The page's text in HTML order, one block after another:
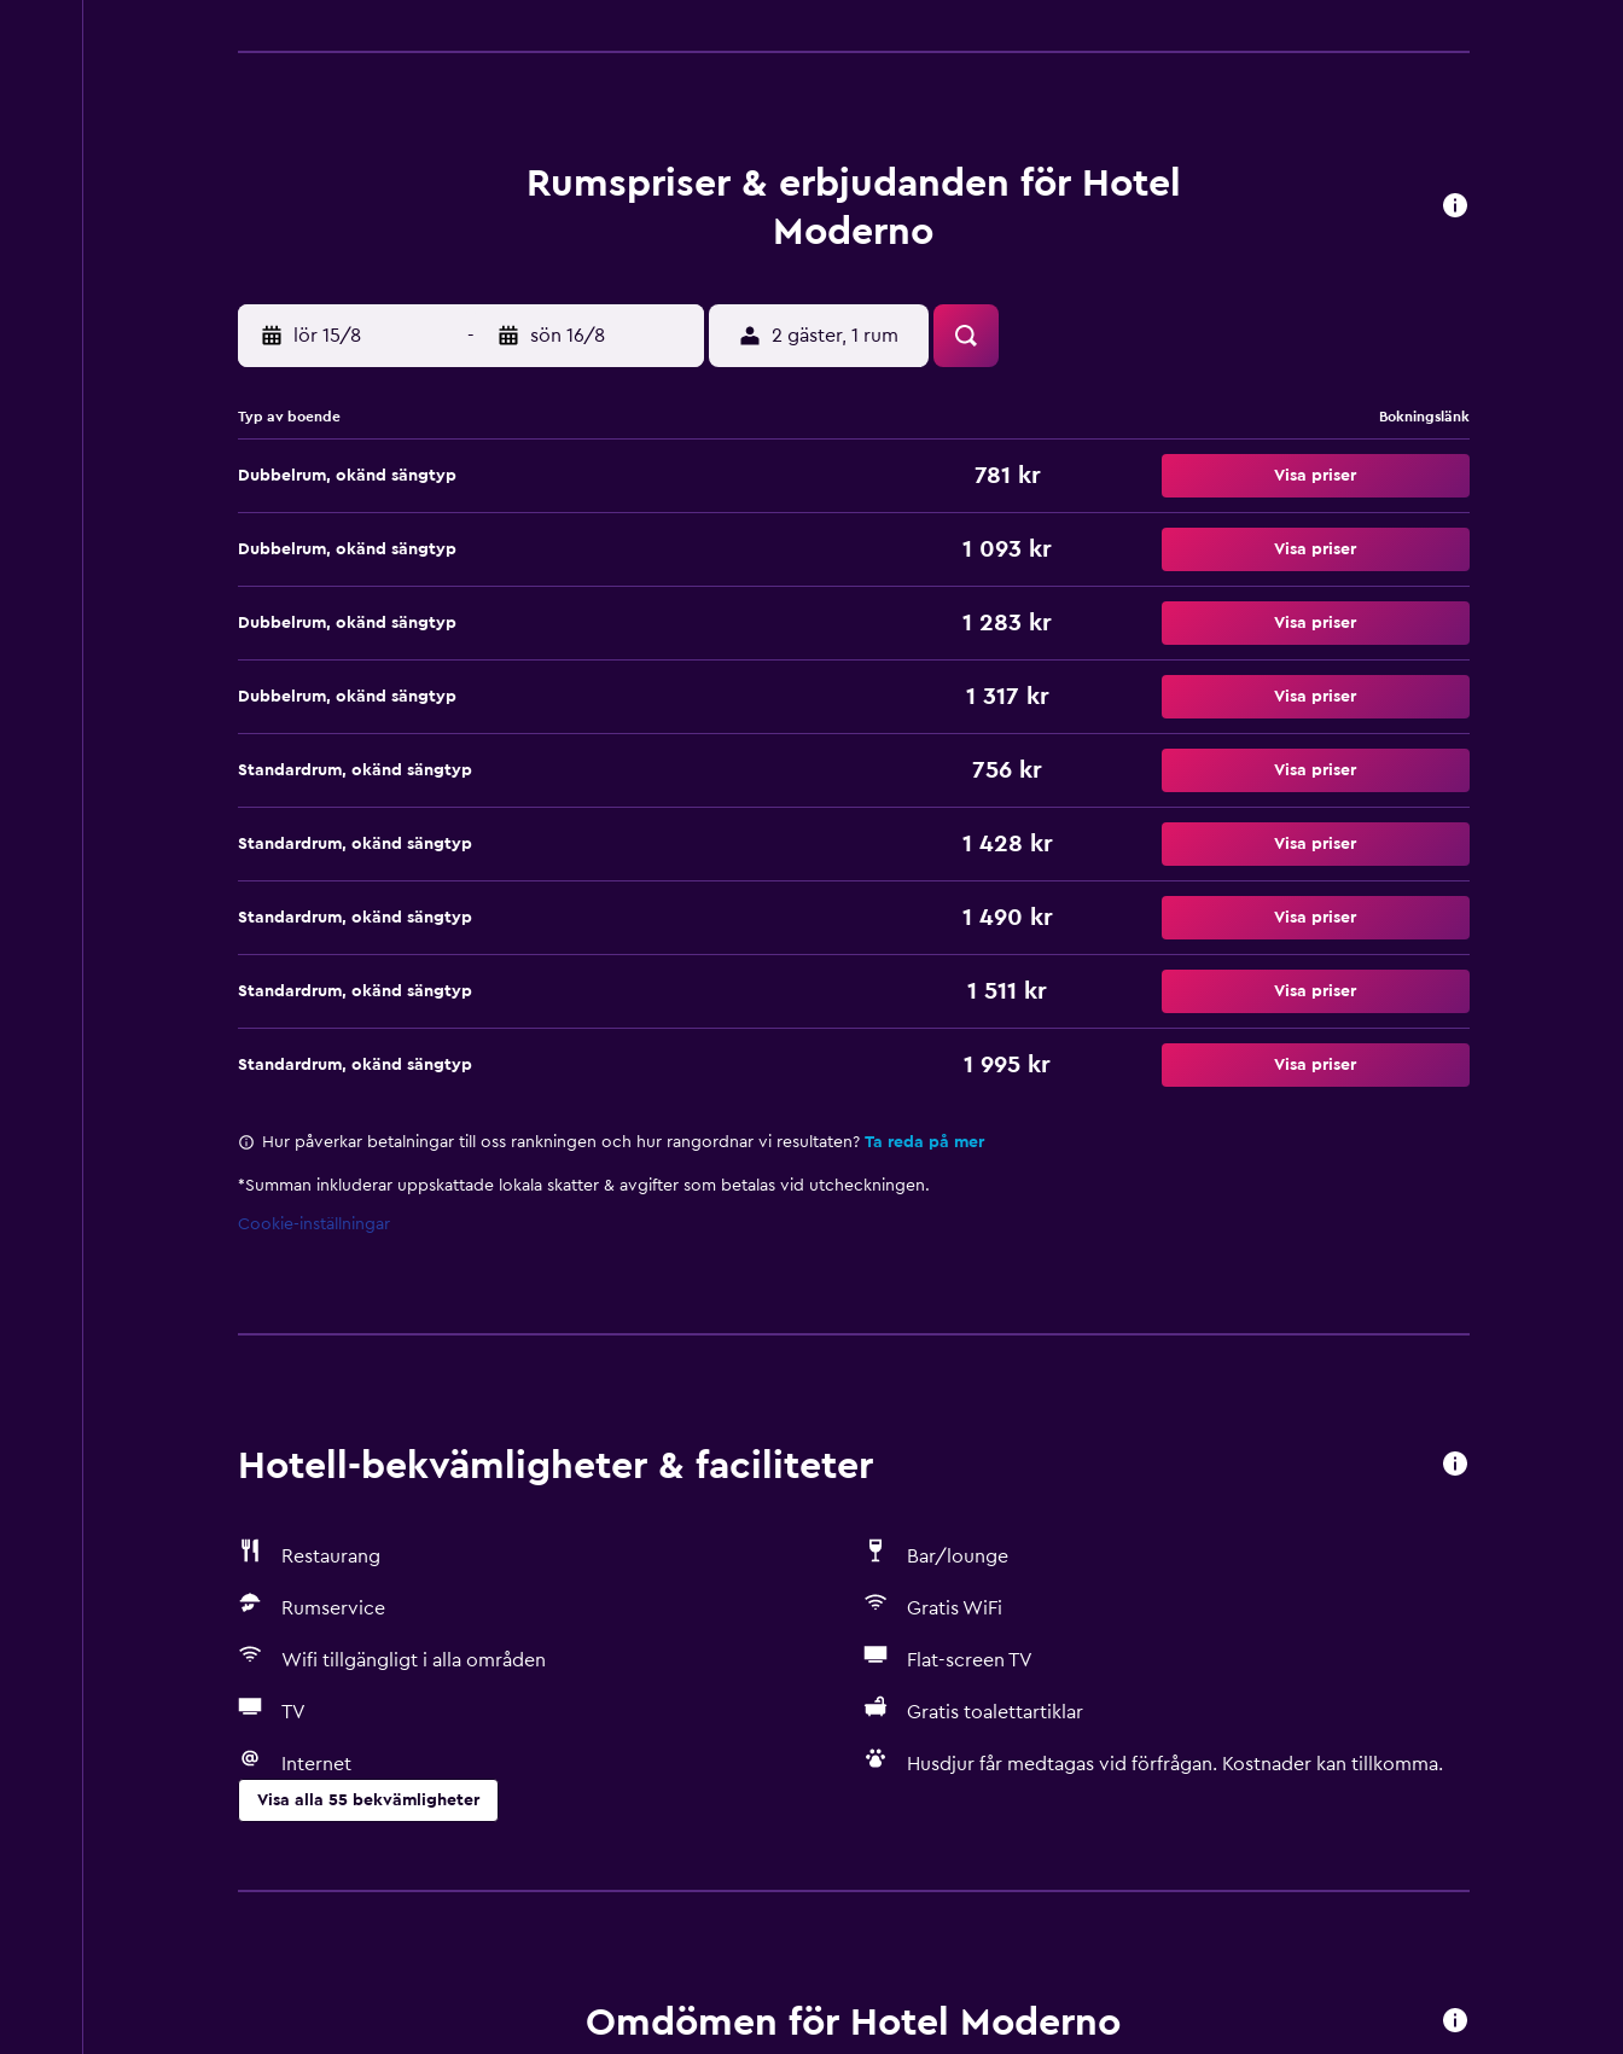
Rumspriser & erbjudanden för Hotel
Moderno
lör 15/8 - sön 16/8 2 gäster, 1 rum
Typ av boende Bokningslänk
Dubbelrum, okänd sängtyp 781 kr Visa priser
Dubbelrum, okänd sängtyp 1 093 kr Visa priser
Dubbelrum, okänd sängtyp 1 283 kr Visa priser
Dubbelrum, okänd sängtyp 1 317 kr Visa priser
Standardrum, okänd sängtyp 756 kr Visa priser
Standardrum, okänd sängtyp 1 428 kr Visa priser
Standardrum, okänd sängtyp 1 490 kr Visa priser
Standardrum, okänd sängtyp 1 511 kr Visa priser
Standardrum, okänd sängtyp 1 995 kr Visa priser
Hur påverkar betalningar till oss rankningen och hur rangordnar vi resultaten? Ta reda på mer
*Summan inkluderar uppskattade lokala skatter & avgifter som betalas vid utcheckningen.
Cookie-inställningar
Hotell-bekvämligheter & faciliteter
Restaurang Bar/lounge
Rumservice Gratis WiFi
Wifi tillgängligt i alla områden Flat-screen TV
TV Gratis toalettartiklar
Internet Husdjur får medtagas vid förfrågan. Kostnader kan tillkomma.
Visa alla 55 bekvämligheter
Gratis WiFi
Dusch
Hårfön
Omdömen för Hotel Moderno